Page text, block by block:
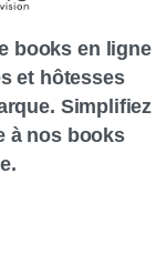
books en ligne
et hôtesses
Simplifiez
à nos books